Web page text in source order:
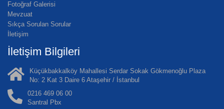
Fotoğraf Galerisi
Mevzuat
Sıkça Sorulan Sorular
İletişim
İletişim Bilgileri
Küçükbakkalköy Mahallesi Serdar Sokak Gökmenoğlu Plaza
No: 2 Kat 3 Daire 6 Ataşehir / İstanbul
0216 469 06 00
Santral Pbx